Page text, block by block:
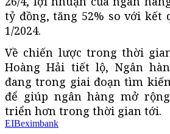
tỷ đồng, tăng 52% so với kết
1/2024.
Về chiến lược trong thời
Hoàng Hải tiết lộ, Ngân
đang trong giai đoạn tìm
để giúp ngân hàng mở
triển hơn trong thời gian tới.
EIBeximbank